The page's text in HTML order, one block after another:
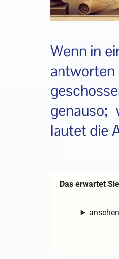
Wenn in
genauso;
lautet die
Das erwartet